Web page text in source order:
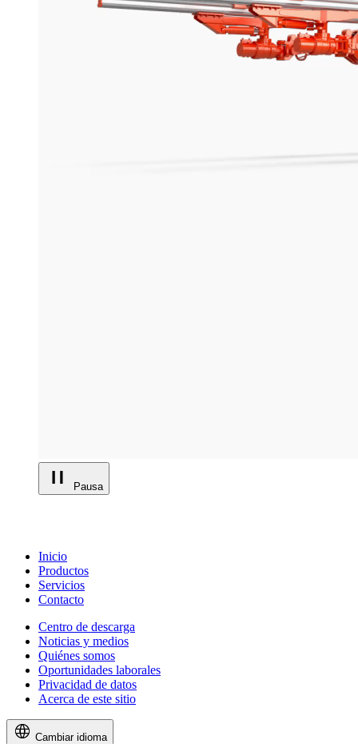
Pausa
Inicio
Productos
Servicios
Contacto
Centro de descarga
Noticias y medios
Quiénes somos
Oportunidades laborales
Privacidad de datos
Acerca de este sitio
Cambiar idioma